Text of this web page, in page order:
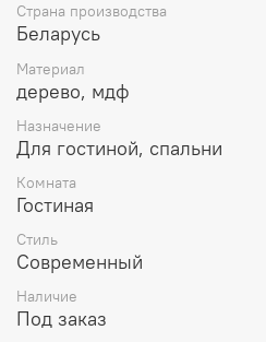
Страна производства
Беларусь
Материал
дерево, мдф
Назначение
Для гостиной, спальни
Комната
Гостиная
Стиль
Современный
Наличие
Под заказ